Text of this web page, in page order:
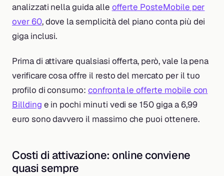
analizzati nella guida alle offerte PosteMobile per
over 60, dove la semplicità del piano conta più dei
giga inclusi.
Prima di attivare qualsiasi offerta, però, vale la pena
verificare cosa offre il resto del mercato per il tuo
profilo di consumo: confronta le offerte mobile con
Billding e in pochi minuti vedi se 150 giga a 6,99
euro sono davvero il massimo che puoi ottenere.
Costi di attivazione: online conviene
quasi sempre